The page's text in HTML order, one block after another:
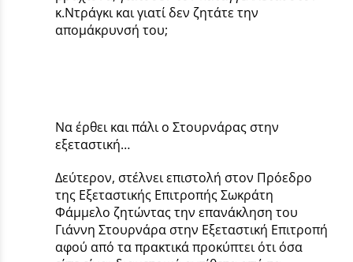
κ.Ντράγκι και γιατί δεν ζητάτε την
απομάκρυνσή του;
Να έρθει και πάλι ο Στουρνάρας στην
εξεταστική…
Δεύτερον, στέλνει επιστολή στον Πρόεδρο
της Εξεταστικής Επιτροπής Σωκράτη
Φάμμελο ζητώντας την επανάκληση του
Γιάννη Στουρνάρα στην Εξεταστική Επιτροπή
αφού από τα πρακτικά προκύπτει ότι όσα